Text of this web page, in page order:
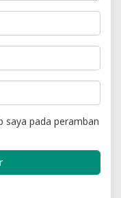
saya pada peramban